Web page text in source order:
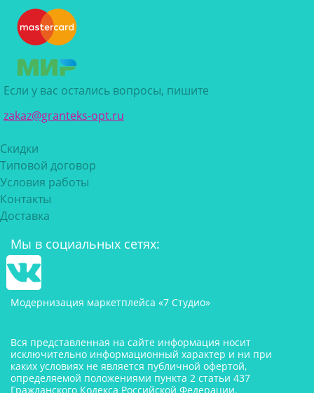
Если у вас остались вопросы, пишите
zakaz@granteks-opt.ru
Скидки
Типовой договор
Условия работы
Контакты
Доставка
Мы в социальных сетях:
Модернизация маркетплейса «7 Студио»
Вся представленная на сайте информация носит
исключительно информационный характер и ни при
каких условиях не является публичной офертой,
определяемой положениями пункта 2 статьи 437
Гражданского Кодекса Российской Федерации.